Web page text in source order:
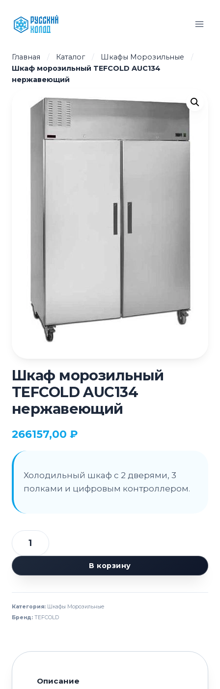
содержимому
Главная / Каталог / Шкафы Морозильные
/
Шкаф морозильный TEFCOLD AUC134
нержавеющий
Шкаф морозильный
TEFCOLD AUC134
нержавеющий
266157,00 ₽
Холодильный шкаф с 2 дверями, 3
полками и цифровым контроллером.
Количество
товара
Шкаф
AUC134
В корзину
Категория: Шкафы Морозильные
Бренд: TEFCOLD
Описание